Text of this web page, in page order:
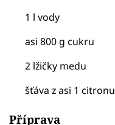
1 l vody
asi 800 g cukru
2 lžičky medu
šťáva z asi 1 citronu
Příprava